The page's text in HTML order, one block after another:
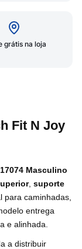
grátis na loja
Fit N Joy
Masculino
, suporte
para caminhadas,
entrega
e alinhada.
a distribuir